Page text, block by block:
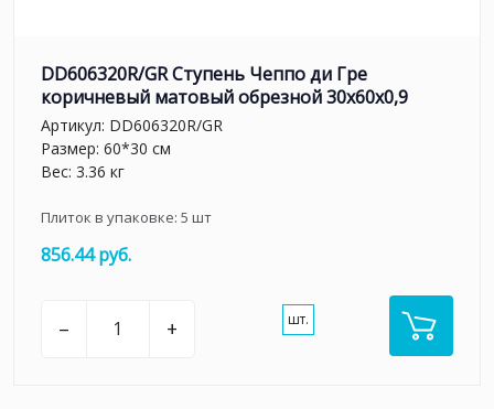
DD606320R/GR Ступень Чеппо ди Гре
коричневый матовый обрезной 30x60x0,9
Артикул: DD606320R/GR
Размер: 60*30 см
Вес: 3.36 кг
Плиток в упаковке: 5 шт
856.44 руб.
– + шт.